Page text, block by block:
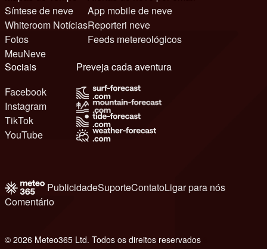
Síntese de neve
Whiteroom Notícias
Fotos
MeuNeve
App mobile de neve
Reporteri neve
Feeds metereológicos
Sociais
Facebook
Instagram
TikTok
YouTube
Preveja cada aventura
PublicidadeSuporteContatoLigar para nós
Comentário
© 2026 Meteo365 Ltd. Todos os direitos reservados